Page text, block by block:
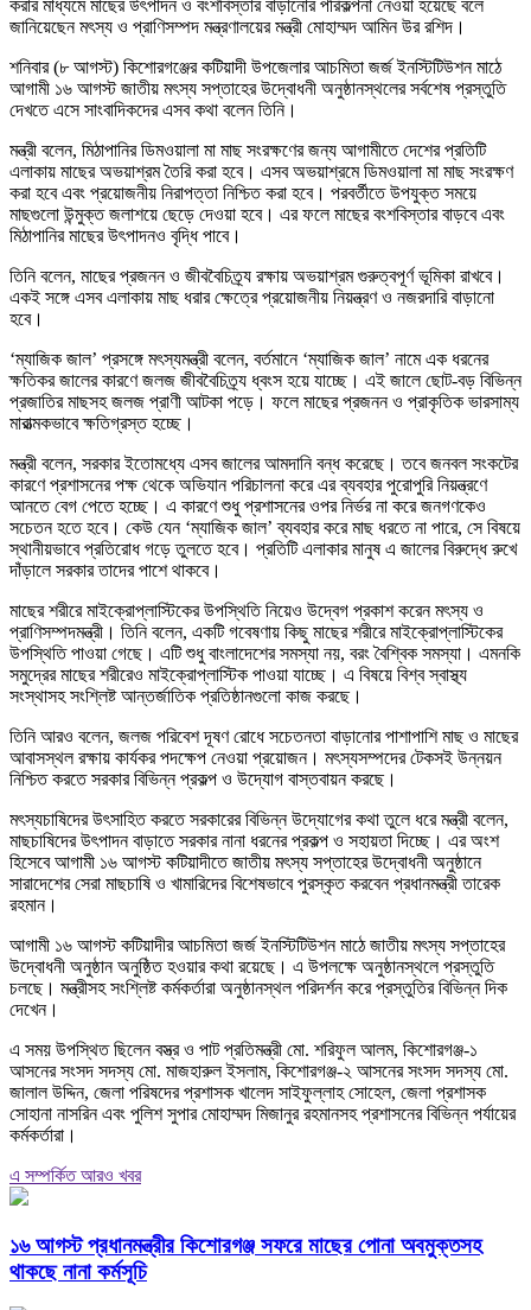
করার মাধ্যমে মাছের উৎপাদন ও বংশবিস্তার বাড়ানোর পরিকল্পনা নেওয়া হয়েছে বলে
জানিয়েছেন মৎস্য ও প্রাণিসম্পদ মন্ত্রণালয়ের মন্ত্রী মোহাম্মদ আমিন উর রশিদ।
শনিবার (৮ আগস্ট) কিশোরগঞ্জের কটিয়াদী উপজেলার আচমিতা জর্জ ইনস্টিটিউশন মাঠে
আগামী ১৬ আগস্ট জাতীয় মৎস্য সপ্তাহের উদ্বোধনী অনুষ্ঠানস্থলের সর্বশেষ প্রস্তুতি
দেখতে এসে সাংবাদিকদের এসব কথা বলেন তিনি।
মন্ত্রী বলেন, মিঠাপানির ডিমওয়ালা মা মাছ সংরক্ষণের জন্য আগামীতে দেশের প্রতিটি
এলাকায় মাছের অভয়াশ্রম তৈরি করা হবে। এসব অভয়াশ্রমে ডিমওয়ালা মা মাছ সংরক্ষণ
করা হবে এবং প্রয়োজনীয় নিরাপত্তা নিশ্চিত করা হবে। পরবর্তীতে উপযুক্ত সময়ে
মাছগুলো উন্মুক্ত জলাশয়ে ছেড়ে দেওয়া হবে। এর ফলে মাছের বংশবিস্তার বাড়বে এবং
মিঠাপানির মাছের উৎপাদনও বৃদ্ধি পাবে।
তিনি বলেন, মাছের প্রজনন ও জীববৈচিত্র্য রক্ষায় অভয়াশ্রম গুরুত্বপূর্ণ ভূমিকা রাখবে।
একই সঙ্গে এসব এলাকায় মাছ ধরার ক্ষেত্রে প্রয়োজনীয় নিয়ন্ত্রণ ও নজরদারি বাড়ানো
হবে।
‘ম্যাজিক জাল’ প্রসঙ্গে মৎস্যমন্ত্রী বলেন, বর্তমানে ‘ম্যাজিক জাল’ নামে এক ধরনের
ক্ষতিকর জালের কারণে জলজ জীববৈচিত্র্য ধ্বংস হয়ে যাচ্ছে। এই জালে ছোট-বড় বিভিন্ন
প্রজাতির মাছসহ জলজ প্রাণী আটকা পড়ে। ফলে মাছের প্রজনন ও প্রাকৃতিক ভারসাম্য
মারাত্মকভাবে ক্ষতিগ্রস্ত হচ্ছে।
মন্ত্রী বলেন, সরকার ইতোমধ্যে এসব জালের আমদানি বন্ধ করেছে। তবে জনবল সংকটের
কারণে প্রশাসনের পক্ষ থেকে অভিযান পরিচালনা করে এর ব্যবহার পুরোপুরি নিয়ন্ত্রণে
আনতে বেগ পেতে হচ্ছে। এ কারণে শুধু প্রশাসনের ওপর নির্ভর না করে জনগণকেও
সচেতন হতে হবে। কেউ যেন ‘ম্যাজিক জাল’ ব্যবহার করে মাছ ধরতে না পারে, সে বিষয়ে
স্থানীয়ভাবে প্রতিরোধ গড়ে তুলতে হবে। প্রতিটি এলাকার মানুষ এ জালের বিরুদ্ধে রুখে
দাঁড়ালে সরকার তাদের পাশে থাকবে।
মাছের শরীরে মাইক্রোপ্লাস্টিকের উপস্থিতি নিয়েও উদ্বেগ প্রকাশ করেন মৎস্য ও
প্রাণিসম্পদমন্ত্রী। তিনি বলেন, একটি গবেষণায় কিছু মাছের শরীরে মাইক্রোপ্লাস্টিকের
উপস্থিতি পাওয়া গেছে। এটি শুধু বাংলাদেশের সমস্যা নয়, বরং বৈশ্বিক সমস্যা। এমনকি
সমুদ্রের মাছের শরীরেও মাইক্রোপ্লাস্টিক পাওয়া যাচ্ছে। এ বিষয়ে বিশ্ব স্বাস্থ্য
সংস্থাসহ সংশ্লিষ্ট আন্তর্জাতিক প্রতিষ্ঠানগুলো কাজ করছে।
তিনি আরও বলেন, জলজ পরিবেশ দূষণ রোধে সচেতনতা বাড়ানোর পাশাপাশি মাছ ও মাছের
আবাসস্থল রক্ষায় কার্যকর পদক্ষেপ নেওয়া প্রয়োজন। মৎস্যসম্পদের টেকসই উন্নয়ন
নিশ্চিত করতে সরকার বিভিন্ন প্রকল্প ও উদ্যোগ বাস্তবায়ন করছে।
মৎস্যচাষিদের উৎসাহিত করতে সরকারের বিভিন্ন উদ্যোগের কথা তুলে ধরে মন্ত্রী বলেন,
মাছচাষিদের উৎপাদন বাড়াতে সরকার নানা ধরনের প্রকল্প ও সহায়তা দিচ্ছে। এর অংশ
হিসেবে আগামী ১৬ আগস্ট কটিয়াদীতে জাতীয় মৎস্য সপ্তাহের উদ্বোধনী অনুষ্ঠানে
সারাদেশের সেরা মাছচাষি ও খামারিদের বিশেষভাবে পুরস্কৃত করবেন প্রধানমন্ত্রী তারেক
রহমান।
আগামী ১৬ আগস্ট কটিয়াদীর আচমিতা জর্জ ইনস্টিটিউশন মাঠে জাতীয় মৎস্য সপ্তাহের
উদ্বোধনী অনুষ্ঠান অনুষ্ঠিত হওয়ার কথা রয়েছে। এ উপলক্ষে অনুষ্ঠানস্থলে প্রস্তুতি
চলছে। মন্ত্রীসহ সংশ্লিষ্ট কর্মকর্তারা অনুষ্ঠানস্থল পরিদর্শন করে প্রস্তুতির বিভিন্ন দিক
দেখেন।
এ সময় উপস্থিত ছিলেন বস্ত্র ও পাট প্রতিমন্ত্রী মো. শরিফুল আলম, কিশোরগঞ্জ-১
আসনের সংসদ সদস্য মো. মাজহারুল ইসলাম, কিশোরগঞ্জ-২ আসনের সংসদ সদস্য মো.
জালাল উদ্দিন, জেলা পরিষদের প্রশাসক খালেদ সাইফুল্লাহ সোহেল, জেলা প্রশাসক
সোহানা নাসরিন এবং পুলিশ সুপার মোহাম্মদ মিজানুর রহমানসহ প্রশাসনের বিভিন্ন পর্যায়ের
কর্মকর্তারা।
এ সম্পর্কিত আরও খবর
১৬ আগস্ট প্রধানমন্ত্রীর কিশোরগঞ্জ সফরে মাছের পোনা অবমুক্তসহ
থাকছে নানা কর্মসূচি